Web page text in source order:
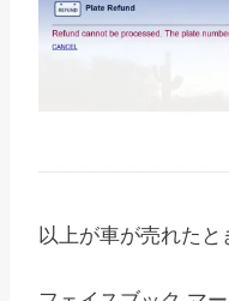
以上が車が売れたと